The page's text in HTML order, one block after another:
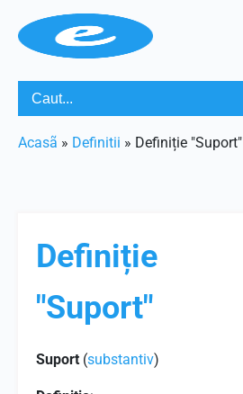
Acasã » Definitii » Definiție "Suport"
Definiție
"Suport"
Suport (substantiv)